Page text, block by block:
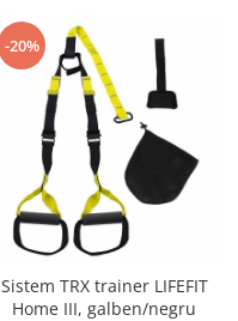
-20%
Sistem TRX trainer LIFEFIT
Home III, galben/negru